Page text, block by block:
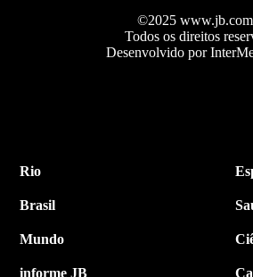
©2025
Todos os direitos
Desenvolvido por
Rio
Brasil
Mundo
informe JB